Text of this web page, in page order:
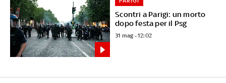
Scontri a Parigi: un morto
dopo festa per il Psg
31 mag - 12:02